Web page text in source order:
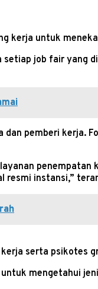
kerja untuk
job fair yang
pemberi kerja.
penempatan
resmi instansi,”
serta psikotes
mengetahui